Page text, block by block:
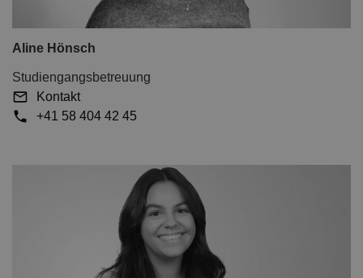
Aline Hönsch
Studiengangsbetreuung
Kontakt
+41 58 404 42 45